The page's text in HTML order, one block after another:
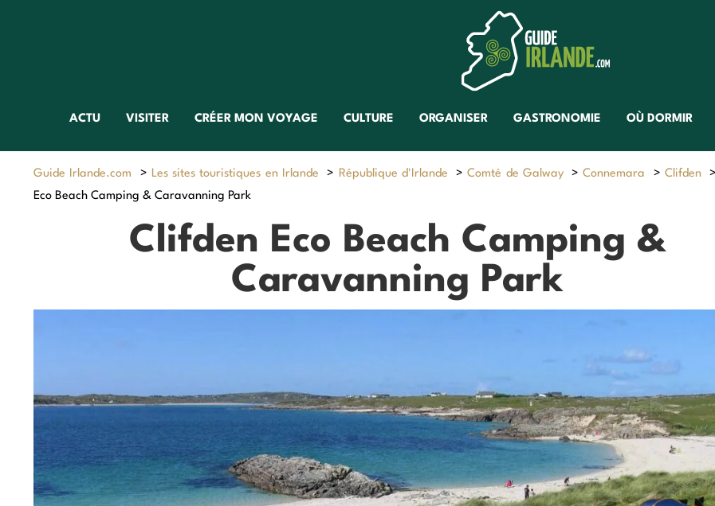
ACTU VISITER CRÉER MON VOYAGE CULTURE ORGANISER GASTRONOMIE OÙ DORMIR
Guide Irlande.com > Les sites touristiques en Irlande > République d'Irlande >Comté de Galway >Connemara >Clifden >
Eco Beach Camping & Caravanning Park
Clifden Eco Beach Camping &
Caravanning Park